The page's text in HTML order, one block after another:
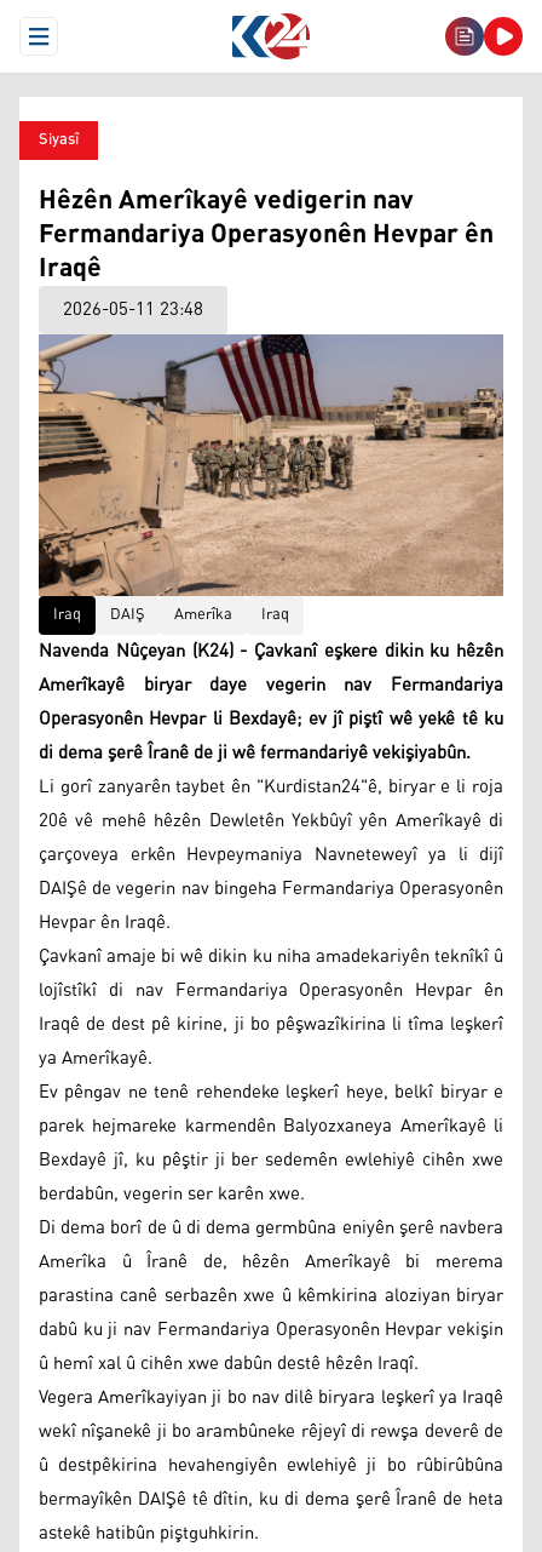
Open Menu
Siyasî
Hêzên Amerîkayê vedigerin nav
Fermandariya Operasyonên Hevpar ên
Iraqê
2026-05-11 23:48
Iraq DAIŞ Amerîka Iraq
Navenda Nûçeyan (K24) - Çavkanî eşkere dikin ku hêzên
Amerîkayê biryar daye vegerin nav Fermandariya
Operasyonên Hevpar li Bexdayê; ev jî piştî wê yekê tê ku
di dema şerê Îranê de ji wê fermandariyê vekişiyabûn.
Li gorî zanyarên taybet ên "Kurdistan24"ê, biryar e li roja
20ê vê mehê hêzên Dewletên Yekbûyî yên Amerîkayê di
çarçoveya erkên Hevpeymaniya Navneteweyî ya li dijî
DAIŞê de vegerin nav bingeha Fermandariya Operasyonên
Hevpar ên Iraqê.
Çavkanî amaje bi wê dikin ku niha amadekariyên teknîkî û
lojîstîkî di nav Fermandariya Operasyonên Hevpar ên
Iraqê de dest pê kirine, ji bo pêşwazîkirina li tîma leşkerî
ya Amerîkayê.
Ev pêngav ne tenê rehendeke leşkerî heye, belkî biryar e
parek hejmareke karmendên Balyozxaneya Amerîkayê li
Bexdayê jî, ku pêştir ji ber sedemên ewlehiyê cihên xwe
berdabûn, vegerin ser karên xwe.
Di dema borî de û di dema germbûna eniyên şerê navbera
Amerîka û Îranê de, hêzên Amerîkayê bi merema
parastina canê serbazên xwe û kêmkirina aloziyan biryar
dabû ku ji nav Fermandariya Operasyonên Hevpar vekişin
û hemî xal û cihên xwe dabûn destê hêzên Iraqî.
Vegera Amerîkayiyan ji bo nav dilê biryara leşkerî ya Iraqê
wekî nîşanekê ji bo arambûneke rêjeyî di rewşa deverê de
û destpêkirina hevahengiyên ewlehiyê ji bo rûbirûbûna
bermayîkên DAIŞê tê dîtin, ku di dema şerê Îranê de heta
astekê hatibûn piştguhkirin.